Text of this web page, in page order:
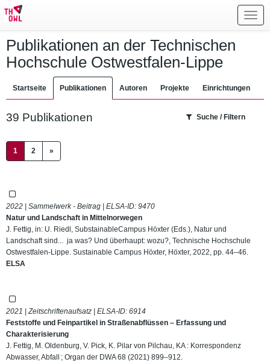
Publikationen an der Technischen
Hochschule Ostwestfalen-Lippe
Startseite Publikationen Autoren Projekte Einrichtungen
39 Publikationen Suche / Filtern
1 (current)
2 »
2022 | Sammelwerk - Beitrag | ELSA-ID: 9470
Natur und Landschaft in Mittelnorwegen
J. Fettig, in: U. Riedl, SubstainableCampus Höxter (Eds.), Natur und
Landschaft sind... ja was? Und überhaupt: wozu?, Technische Hochschule
Ostwestfalen-Lippe. Sustainable Campus Höxter, Höxter, 2022, pp. 44–46.
ELSA
2021 | Zeitschriftenaufsatz | ELSA-ID: 6914
Feststoffe und Feinpartikel in Straßenabflüssen – Erfassung und
Charakterisierung
J. Fettig, M. Oldenburg, V. Pick, K. Pilar von Pilchau, KA : Korrespondenz
Abwasser, Abfall ; Organ der DWA 68 (2021) 899–912.